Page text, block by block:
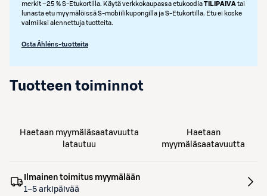
merkit –25 % S‑Etukortilla. Käytä verkkokaupassa etukoodiaTILIPAIVAtai
lunasta etu myymälöissä S‑mobiilikupongilla ja S‑Etukortilla. Etu ei koske
valmiiksi alennettuja tuotteita.
Osta Åhléns-tuotteita
Tuotteen toiminnot
Haetaan myymäläsaatavuutta
latautuu
Haetaan
myymäläsaatavuutta
Ilmainen toimitus myymälään
1–5 arkipäivää